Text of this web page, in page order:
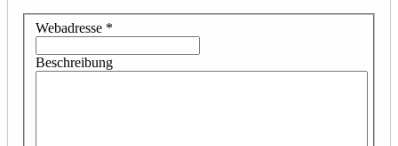
Webadresse *
Beschreibung